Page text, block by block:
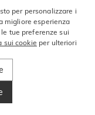
per personalizzare i
migliore esperienza
tue preferenze sui
sui cookie per ulteriori